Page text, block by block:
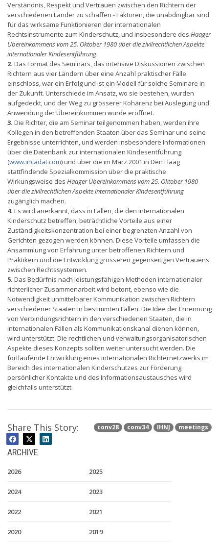
Verständnis, Respekt und Vertrauen zwischen den Richtern der
verschiedenen Länder zu schaffen - Faktoren, die unabdingbar sind
für das wirksame Funktionieren der internationalen
Rechtsinstrumente zum Kinderschutz, und insbesondere des Haager
Übereinkommens vom 25. Oktober 1980 über die zivilrechtlichen Aspekte
internationaler Kindesentführung.
2. Das Format des Seminars, das intensive Diskussionen zwischen
Richtern aus vier Ländern über eine Anzahl praktischer Fälle
einschloss, war ein Erfolg und ist ein Modell für solche Seminare in
der Zukunft. Unterschiede im Ansatz, wo sie bestehen, wurden
aufgedeckt, und der Weg zu grösserer Kohärenz bei Auslegung und
Anwendung der Übereinkommen wurde eröffnet.
3. Die Richter, die am Seminar teilgenommen haben, werden ihre
Kollegen in den betreffenden Staaten über das Seminar und seine
Ergebnisse unterrichten, und werden insbesondere Informationen
über die Datenbank zur internationalen Kindesentführung
(www.incadat.com) und über die im März 2001 in Den Haag
stattfindende Spezialkommission über die praktische
Wirkungsweise des Haager Übereinkommens vom 25. Oktober 1980
über die zivilrechtlichen Aspekte internationaler Kindesentführung
zugänglich machen.
4. Es wird anerkannt, dass in Fällen, die den internationalen
Kinderschutz betreffen, beträchtliche Vorteile aus einer
Zuständigkeitskonzentration bei einer begrenzten Anzahl von
Gerichten gezogen werden können. Diese Vorteile umfassen die
Ansammlung von Erfahrung unter betroffenen Richtern und
Praktikern und die Entwicklung grösseren gegenseitigen Vertrauens
zwischen Rechtssystemen.
5. Das Bedürfnis nach leistungsfähigen Methoden internationaler
richterlicher Zusammenarbeit wird betont, ebenso wie die
Notwendigkeit unmittelbarer Kommunikation zwischen Richtern
verschiedener Staaten in bestimmten Fällen. Die Idee der Ernennung
von Verbindungsrichtern in den verschiedenen Staaten, die in
internationalen Fällen als Kommunikationskanal dienen können,
wird unterstützt. Die rechtlichen und verwaltungsorganisatorischen
Aspekte dieses Konzepts sollten weiter untersucht werden. Die
fortlaufende Entwicklung eines internationalen Richternetzwerks im
Bereich des internationalen Kinderschutzes zur Förderung
persönlicher Kontakte und des Informationsaustausches wird
gleichfalls unterstützt.
conv28 conv34 IHNJ meetings
Share This Story:
ARCHIVE
2026 2025
2024 2023
2022 2021
2020 2019